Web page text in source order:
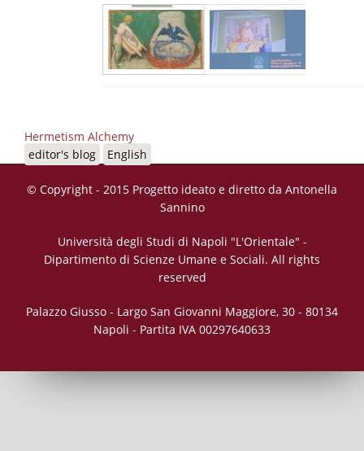
Hermetism Alchemy
editor's blog
English
© Copyright - 2015 Progetto ideato e diretto da Antonella
Sannino
Università degli Studi di Napoli "L'Orientale" -
Dipartimento di Scienze Umane e Sociali. All rights
reserved
Palazzo Giusso - Largo San Giovanni Maggiore, 30 - 80134
Napoli - Partita IVA 00297640633